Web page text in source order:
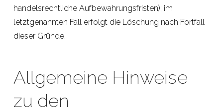
handelsrechtliche Aufbewahrungsfristen); im
letztgenannten Fall erfolgt die Löschung nach Fortfall
dieser Gründe.
Allgemeine Hinweise
zu den